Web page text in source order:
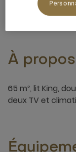
À
65 m², lit King,
deux TV et